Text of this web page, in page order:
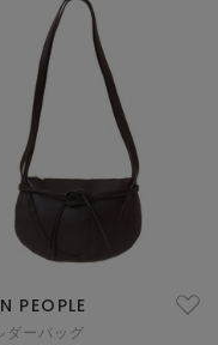
PEOPLE
ダーバッグ